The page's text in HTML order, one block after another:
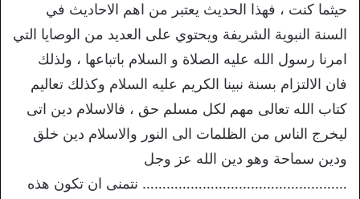
حيثما كنت ، فهذا الحديث يعتبر من اهم الاحاديث في
السنة النبوية الشريفة ويحتوي على العديد من الوصايا التي
امرنا رسول الله عليه الصلاة و السلام باتباعها ، ولذلك
فان الالتزام بسنة نبينا الكريم عليه السلام وكذلك تعاليم
كتاب الله تعالى مهم لكل مسلم حق ، فالاسلام دين اتى
ليخرج الناس من الظلمات الى النور والاسلام دين خلق
ودين سماحة وهو دين الله عز وجل
…………………………………………… نتمنى ان تكون هذه